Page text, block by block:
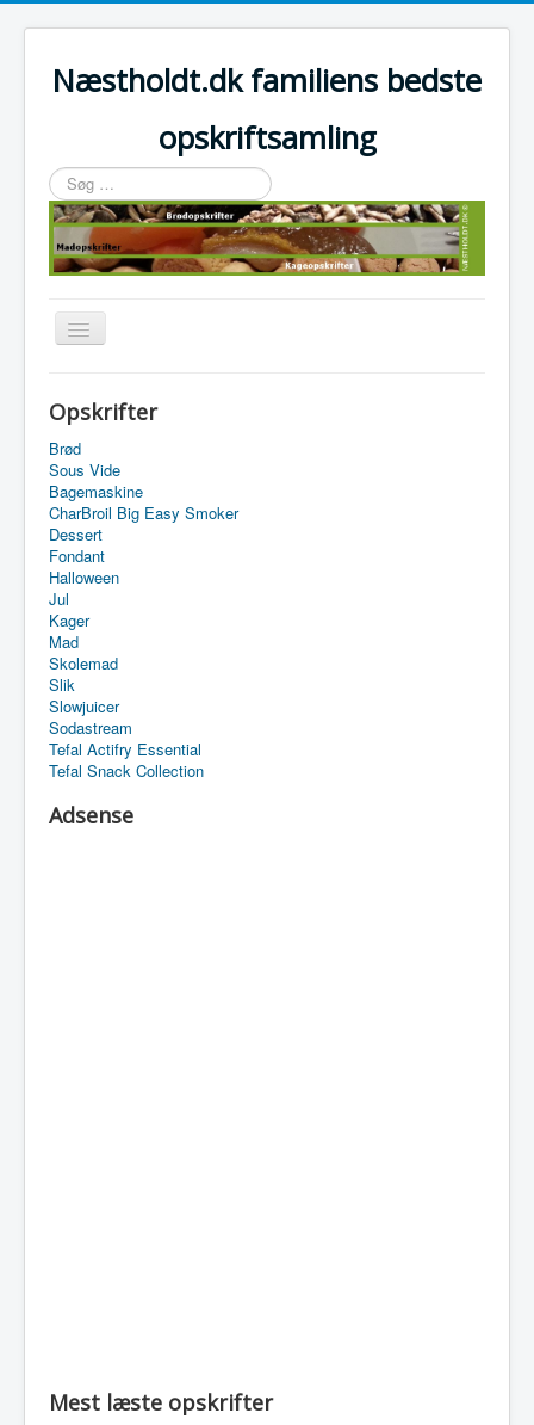
Næstholdt.dk familiens bedste
opskriftsamling
Søg
…
Skift
navigation
Tefal Actifry Essential
Opskrifter
Brød
Sous Vide
Bagemaskine
CharBroil Big Easy Smoker
Dessert
Fondant
Halloween
Jul
Kager
Mad
Skolemad
Slik
Slowjuicer
Sodastream
Tefal Actifry Essential
Tefal Snack Collection
Adsense
Mest læste opskrifter